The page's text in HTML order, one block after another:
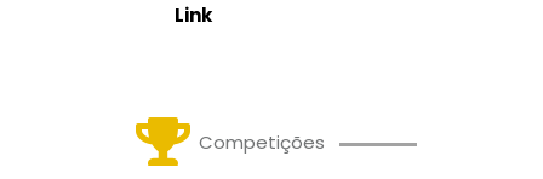
Link
Competições